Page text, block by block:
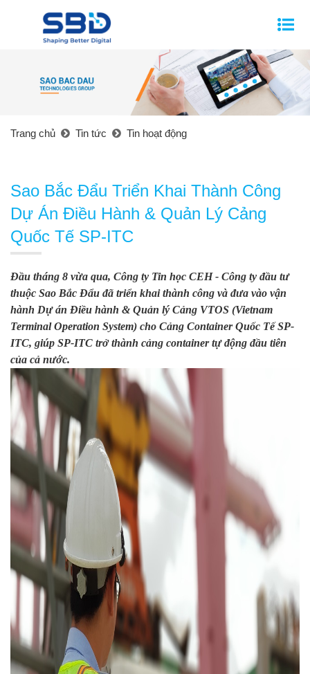
Trang chủ Tin tức Tin hoạt động
Sao Bắc Đẩu Triển Khai Thành Công
Dự Án Điều Hành & Quản Lý Cảng
Quốc Tế SP-ITC
Đầu tháng 8 vừa qua, Công ty Tin học CEH - Công ty đầu tư
thuộc Sao Bắc Đẩu đã triển khai thành công và đưa vào vận
hành Dự án Điều hành & Quản lý Cảng VTOS (Vietnam
Terminal Operation System) cho Cảng Container Quốc Tế SP-
ITC, giúp SP-ITC trở thành cảng container tự động đầu tiên
của cả nước.